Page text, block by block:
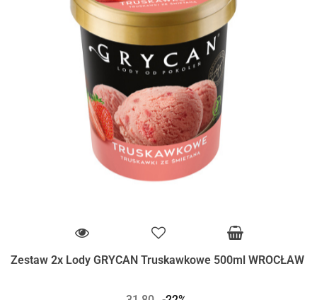
Zestaw 2x Lody GRYCAN Truskawkowe 500ml WROCŁAW